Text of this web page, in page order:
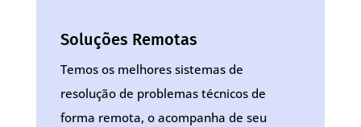
Soluções Remotas
Temos os melhores sistemas de
resolução de problemas técnicos de
forma remota, o acompanha de seu